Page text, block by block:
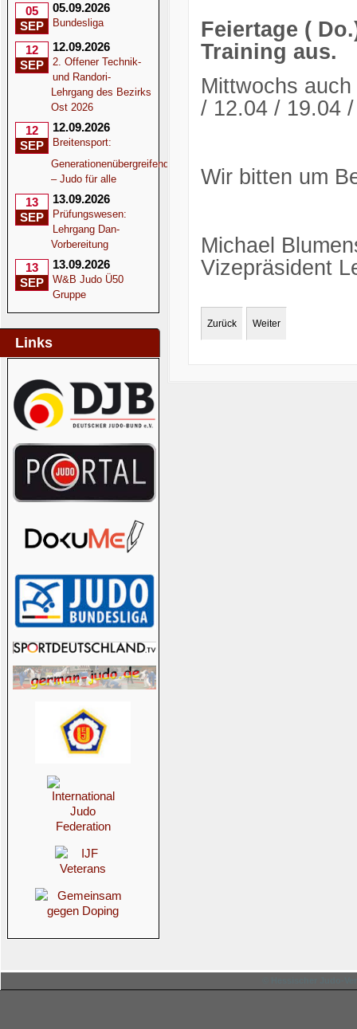
05
SEP
05.09.2026
Bundesliga
12
SEP
12.09.2026
2. Offener Technik-
und Randori-
Lehrgang des Bezirks
Ost 2026
12
SEP
12.09.2026
Breitensport:
Generationenübergreifend
– Judo für alle
13
SEP
13.09.2026
Prüfungswesen:
Lehrgang Dan-
Vorbereitung
13
SEP
13.09.2026
W&B Judo Ü50
Gruppe
Links
Feiertage (
Training aus.
Mittwochs
/ 12.04 / 19.04
Wir bitten um
Michael
Vizepräsident
Zurück Weiter